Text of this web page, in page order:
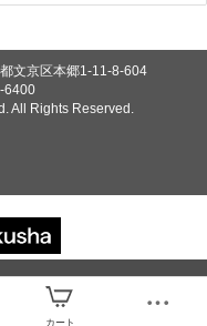
文京区本郷1-11-8-604
6400
All Rights Reserved.
カート